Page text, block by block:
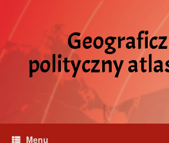
content
polityczny
Menu